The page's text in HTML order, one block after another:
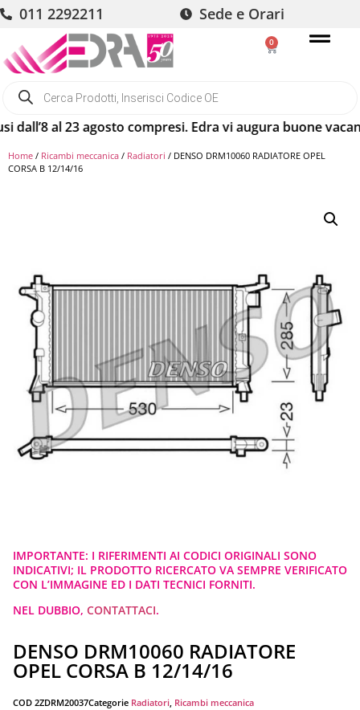
011 2292211 Sede e Orari
0
al 23 agosto compresi. Edra vi augura buone
Home / Ricambi meccanica / Radiatori / DENSO DRM10060 RADIATORE OPEL
CORSA B 12/14/16
IMPORTANTE: I RIFERIMENTI AI CODICI ORIGINALI SONO
INDICATIVI; IL PRODOTTO RICERCATO VA SEMPRE VERIFICATO
CON L’IMMAGINE ED I DATI TECNICI FORNITI.
NEL DUBBIO, CONTATTACI.
DENSO DRM10060 RADIATORE
OPEL CORSA B 12/14/16
COD 2ZDRM20037Categorie Radiatori, Ricambi meccanica